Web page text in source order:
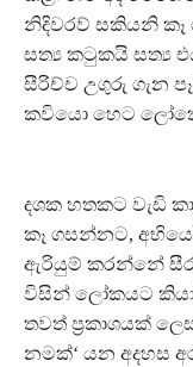
නිදිවරව් සකියනි කෑ
සත්‍ය කටුකයි සත්‍ය
සීරිච්ච උගුරු ගැන
කවියො හෙට
දශක හතකට වැඩි
කෑ ගසන්නට,
ඇරියුම් කරන්නේ
විසින් ලෝකයට
තවත් ප්‍රකාශයක්
නමක්‘ යන අදහස